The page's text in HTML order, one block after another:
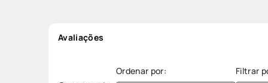
Avaliações